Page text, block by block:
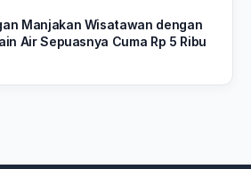
Manjakan Wisatawan dengan
Air Sepuasnya Cuma Rp 5 Ribu